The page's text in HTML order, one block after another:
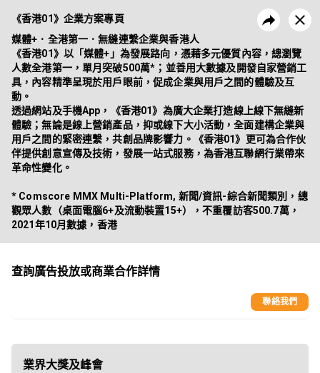
《香港01》企業方案專頁
《香港01》為廣大企業打造線上線下無縫新體驗；無論是線上營銷產
品，抑或線下大小活動，全面建構企業與用戶之間的緊密連繫，共創品
牌影響力。
昔日活動
「01親子最愛生活品牌大
《香港01》企業方案專頁
媒體+．全港第一．無縫連繫企業與香港人
《香港01》以「媒體+」為發展路向，憑藉多元優質內容，總瀏覽
人數全港第一，單月突破500萬*；並善用大數據及開發自家營銷工
具，內容精準呈現於用戶眼前，促成企業與用戶之間的體驗及互
動。
透過網站及手機App，《香港01》為廣大企業打造線上線下無縫新
體驗；無論是線上營銷產品，抑或線下大小活動，全面建構企業與
用戶之間的緊密連繫，共創品牌影響力。《香港01》更可為合作伙
伴提供創意宣傳及技術，發展一站式服務，為香港互聯網行業帶來
革命性變化。
* Comscore MMX Multi-Platform, 新聞/資訊-綜合新聞類別，總
觀眾人數（桌面電腦6+及流動裝置15+），不重覆訪客500.7萬，
2021年10月數據，香港
查詢廣告投放或商業合作詳情
聯絡我們
業界大獎及峰會